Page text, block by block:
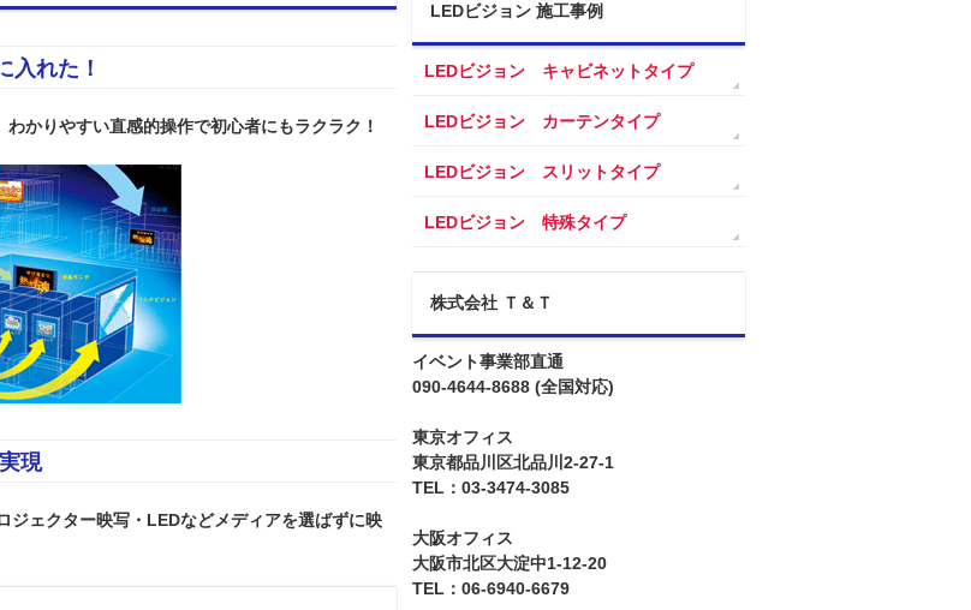
入れた！
かりやすい直感的操作で初心者にもラクラク！
現
ジェクター映写・LEDなどメディアを選ばずに映
LEDビジョン 施工事例
LEDビジョン キャビネットタイプ
LEDビジョン カーテンタイプ
LEDビジョン スリットタイプ
LEDビジョン 特殊タイプ
株式会社 Ｔ＆Ｔ
イベント事業部直通
090-4644-8688 (全国対応)
東京オフィス
東京都品川区北品川2-27-1
TEL：03-3474-3085
大阪オフィス
大阪市北区大淀中1-12-20
TEL：06-6940-6679